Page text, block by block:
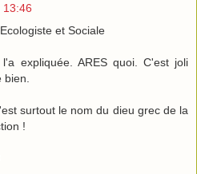
13:46
et Sociale
expliquée. ARES quoi. C'est joli
surtout le nom du dieu grec de la
!